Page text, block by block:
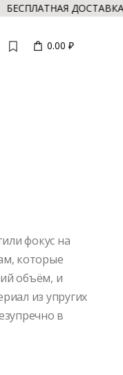
ДОСТАВКА
0.00 ₽
фокус на
которые
объём, и
из упругих
в